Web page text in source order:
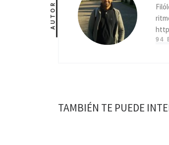
AUTOR
94
TAMBIÉN TE PUEDE